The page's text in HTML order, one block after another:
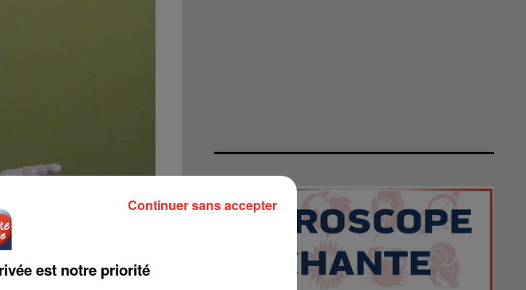
est notre priorité
Continuer sans accepter